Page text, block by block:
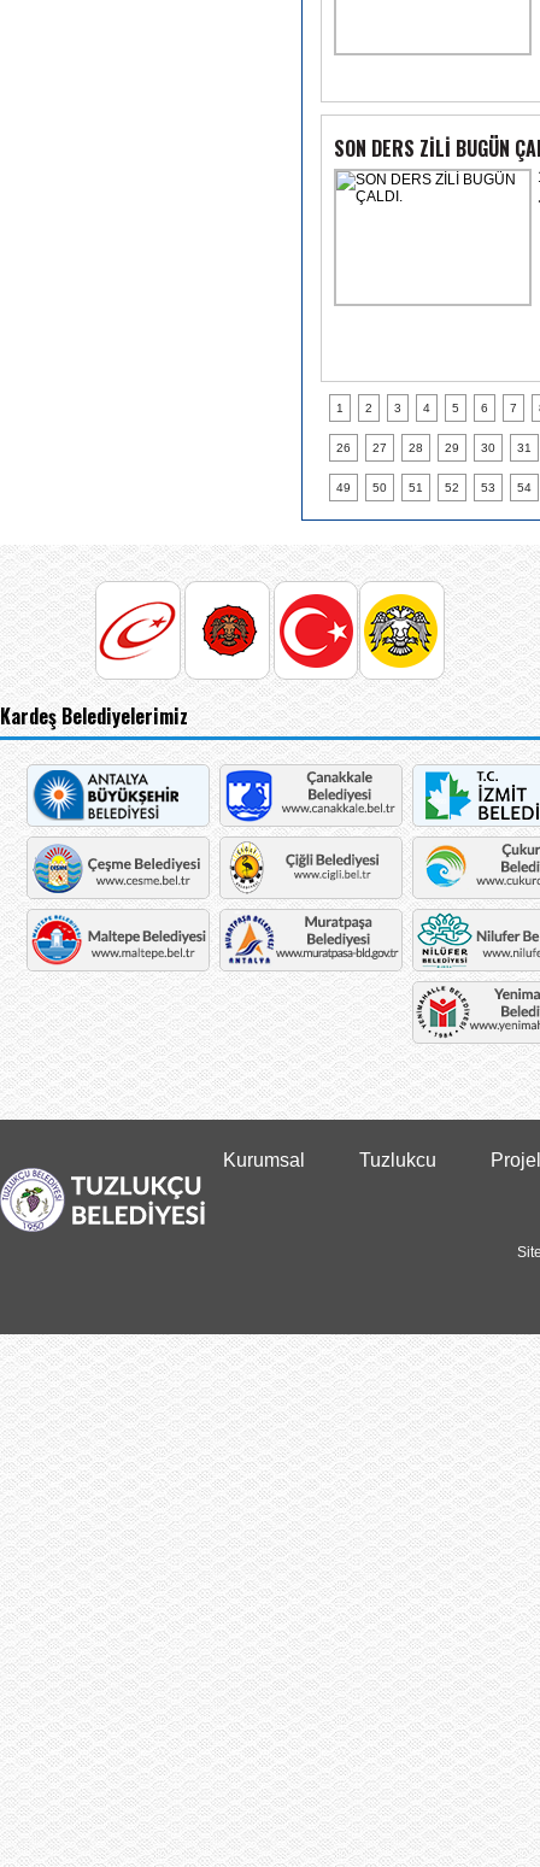
SON DERS ZİLİ BUGÜN
1 2 3 4 5 6 7
26 27 28 29 30 31
49 50 51 52 53 54
Kardeş Belediyelerimiz
Kurumsal Tuzlukcu